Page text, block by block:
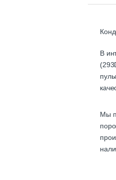
В
Мы